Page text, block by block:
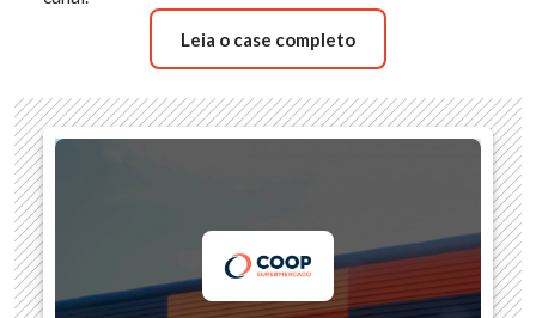
Leia o case completo